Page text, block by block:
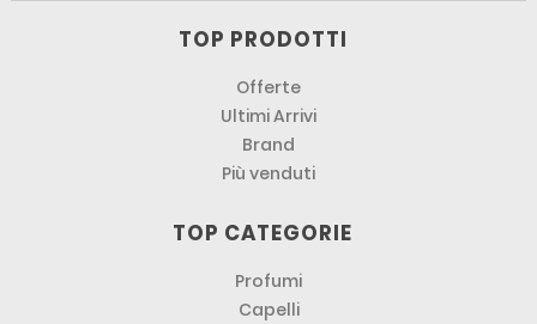
TOP PRODOTTI
Offerte
Ultimi Arrivi
Brand
Più venduti
TOP CATEGORIE
Profumi
Capelli